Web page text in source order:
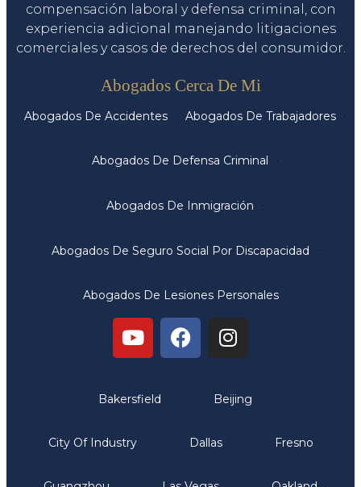
compensación laboral y defensa criminal, con
experiencia adicional manejando litigaciones
comerciales y casos de derechos del consumidor.
Abogados Cerca De Mi
Abogados De Accidentes Abogados De Trabajadores
Abogados De Defensa Criminal
Abogados De Inmigración
Abogados De Seguro Social Por Discapacidad
Abogados De Lesiones Personales
Bakersfield Beijing
City Of Industry Dallas Fresno